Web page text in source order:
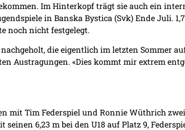
Im Hinterkopf trägt sie auch ein
in Banska Bystica (Svk) Ende Juli.
noch nicht festgelegt.
die eigentlich im letzten Sommer
Austragungen. «Dies kommt mir extrem
mit Tim Federspiel und Ronnie Wüthrich
6,23 m bei den U18 auf Platz 9,